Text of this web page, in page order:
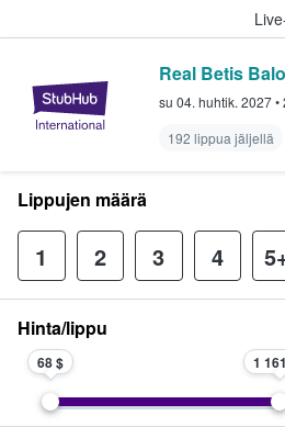
StubHub -
Real Betis
su 04. huhtik. 2027•
192 lippua jäljellä
Lippujen määrä
1 2 3 4
Hinta/lippu
68 $ 1